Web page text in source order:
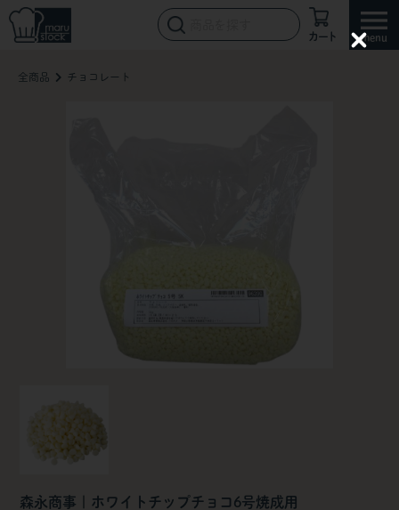
カート
全商品 チョコレート
森永商事 | ホワイトチップチョコ6号焼成用
C